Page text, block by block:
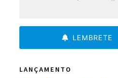
LEMBRETE
LANÇAMENTO